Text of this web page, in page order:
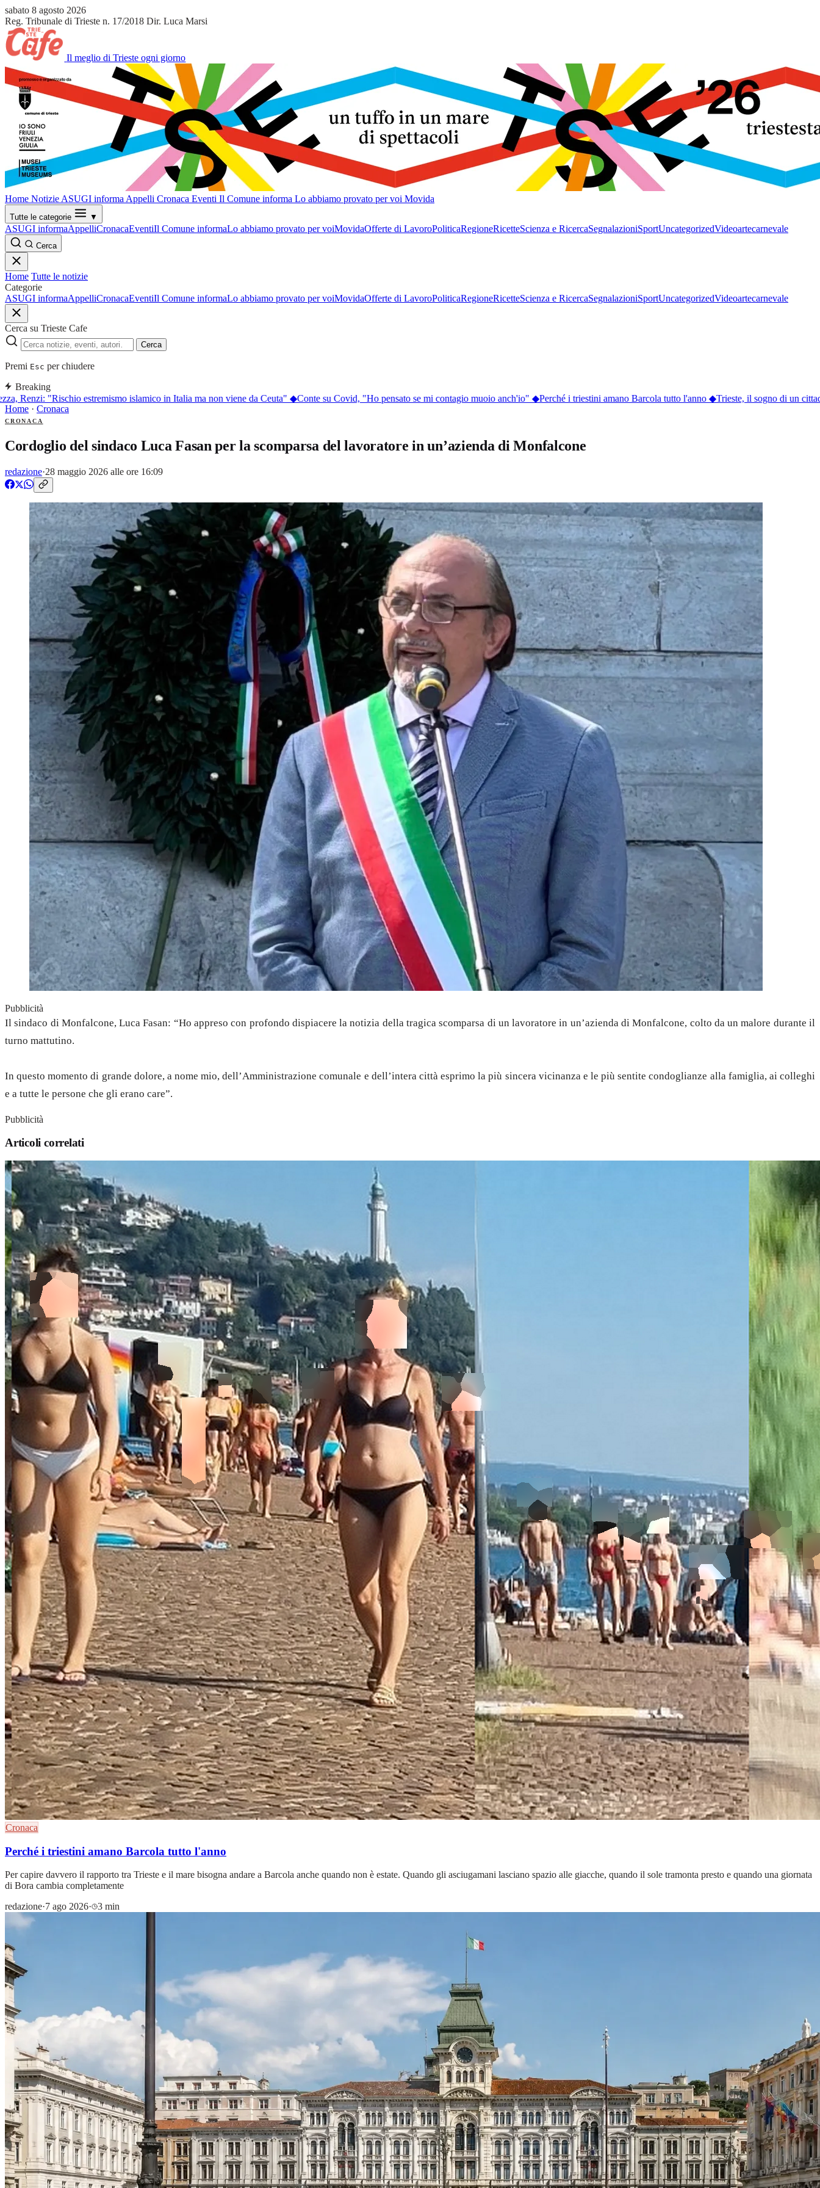
sabato 8 agosto 2026
Reg. Tribunale di Trieste n. 17/2018 Dir. Luca Marsi
Il meglio di Trieste ogni giorno
Home Notizie ASUGI informa Appelli Cronaca Eventi Il Comune informa Lo abbiamo provato per voi Movida
Tutte le categorie ▼
ASUGI informaAppelliCronacaEventiIl Comune informaLo abbiamo provato per voiMovidaOfferte di LavoroPoliticaRegioneRicetteScienza e RicercaSegnalazioniSportUncategorizedVideoartecarnevale
Cerca
Home Tutte le notizie
Categorie
ASUGI informaAppelliCronacaEventiIl Comune informaLo abbiamo provato per voiMovidaOfferte di LavoroPoliticaRegioneRicetteScienza e RicercaSegnalazioniSportUncategorizedVideoartecarnevale
Cerca su Trieste Cafe
Cerca
Premi Esc per chiudere
Breaking
Renzi: "Rischio estremismo islamico in Italia ma non viene da Ceuta"◆Conte su Covid, "Ho pensato se mi contagio muoio anch'io"◆Perché i triestini amano Barcola tutto l'anno◆Trieste, il sogno di un
Home · Cronaca
CRONACA
Cordoglio del sindaco Luca Fasan per la scomparsa del lavoratore in un’azienda di Monfalcone
redazione·28 maggio 2026 alle ore 16:09
Pubblicità
Il sindaco di Monfalcone, Luca Fasan: “Ho appreso con profondo dispiacere la notizia della tragica scomparsa di un lavoratore in un’azienda di Monfalcone, colto da un malore durante il
turno mattutino.
In questo momento di grande dolore, a nome mio, dell’Amministrazione comunale e dell’intera città esprimo la più sincera vicinanza e le più sentite condoglianze alla famiglia, ai colleghi
e a tutte le persone che gli erano care”.
Pubblicità
Articoli correlati
Cronaca
Perché i triestini amano Barcola tutto l'anno
Per capire davvero il rapporto tra Trieste e il mare bisogna andare a Barcola anche quando non è estate. Quando gli asciugamani lasciano spazio alle giacche, quando il sole tramonta presto e quando una giornata
di Bora cambia completamente
redazione·7 ago 2026· 3 min